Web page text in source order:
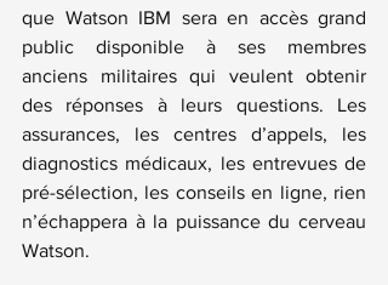
que Watson IBM sera en accès grand
public disponible à ses membres
anciens militaires qui veulent obtenir
des réponses à leurs questions. Les
assurances, les centres d’appels, les
diagnostics médicaux, les entrevues de
pré-sélection, les conseils en ligne, rien
n’échappera à la puissance du cerveau
Watson.